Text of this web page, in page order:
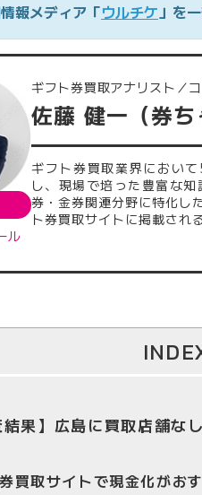
報メディア「ウルチケ」を
ル
ギフト券買取アナリスト／
佐藤 健一（券ち
ギフト券買取業界におい
し、現場で培った豊富な
券・金券関連分野に特化し
ト券買取サイトに掲載され
果】広島に買取店舗な
買取サイトで現金化がお